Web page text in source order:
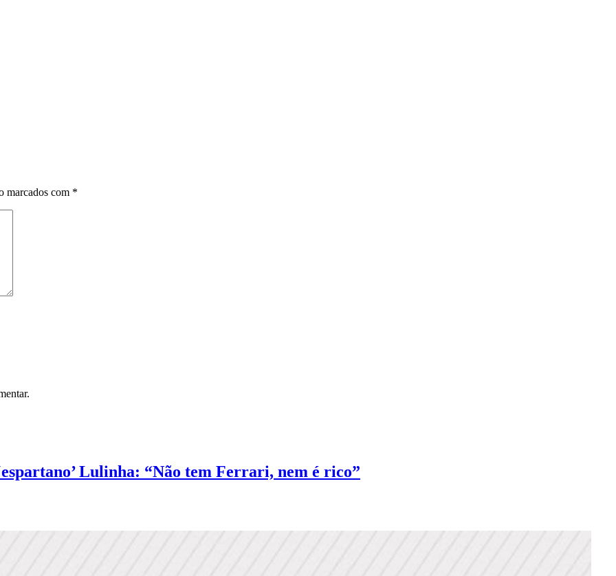
marcados com *
Lulinha: “Não tem Ferrari, nem é rico”